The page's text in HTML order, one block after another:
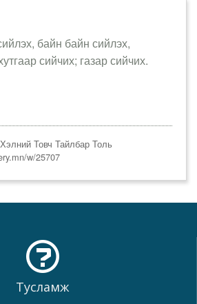
байн байн сийлэх,
сийчих; газар сийчих.
Товч Тайлбар Толь
w/25707
Тусламж